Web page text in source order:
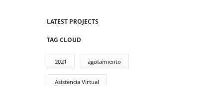
LATEST PROJECTS
TAG CLOUD
2021 agotamiento
Asistencia Virtual